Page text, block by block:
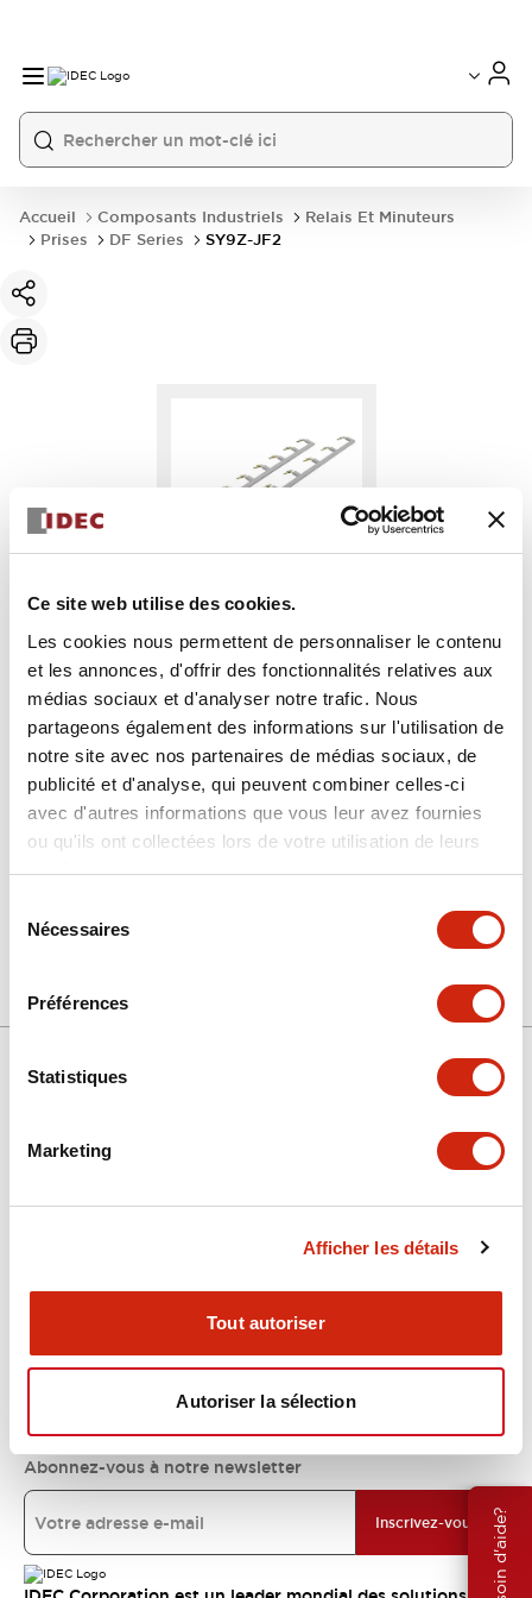
Ce site web utilise des cookies.
Les cookies nous permettent de personnaliser le contenu
et les annonces, d'offrir des fonctionnalités relatives aux
médias sociaux et d'analyser notre trafic. Nous
partageons également des informations sur l'utilisation de
notre site avec nos partenaires de médias sociaux, de
publicité et d'analyse, qui peuvent combiner celles-ci
avec d'autres informations que vous leur avez fournies
ou qu'ils ont collectées lors de votre utilisation de leurs
services.
Nécessaires
Préférences
Statistiques
Marketing
Afficher les détails
Tout autoriser
Autoriser la sélection
Besoin d'aide?
Accueil Composants Industriels
Relais Et Minuteurs
Prises
DF Series SY9Z-JF2
SY9Z-JF2
Ressources et documents
À propos d’IDEC
Engagements IDEC
Abonnez-vous à notre newsletter
Inscrivez-vous